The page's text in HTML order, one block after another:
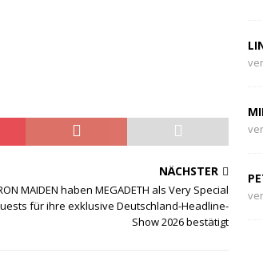
NÄCHSTER
MAIDEN haben MEGADETH als Very Special
für ihre exklusive Deutschland-Headline-
Show 2026 bestätigt